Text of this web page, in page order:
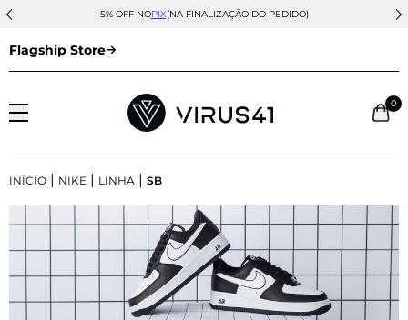
5% OFF NOPIX(NA FINALIZAÇÃO DO PEDIDO)
Flagship Store
0
INÍCIO | NIKE | LINHA | SB